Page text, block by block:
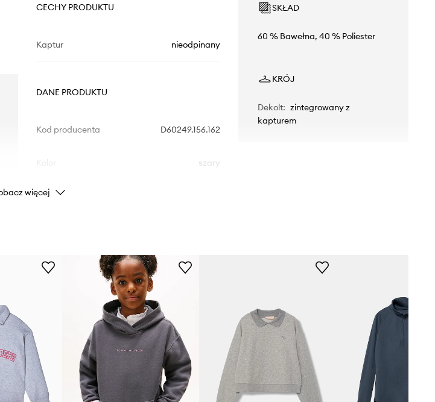
CECHY PRODUKTU
Kaptur nieodpinany
DANE PRODUKTU
Kod producenta D60249.156.162
szary
Marka
SKŁAD
60 % Bawełna, 40 % Poliester
KRÓJ
Dekolt: zintegrowany z
kapturem
więcej